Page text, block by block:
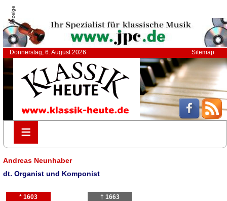
Anzeige
Donnerstag, 6. August 2026 Sitemap
≡
≡
Andreas Neunhaber
dt. Organist und Komponist
* 1603 † 1663